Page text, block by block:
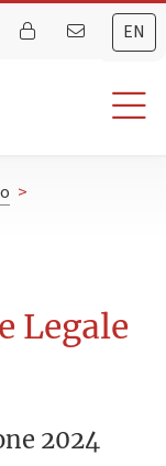
EN
>
Legale
2024